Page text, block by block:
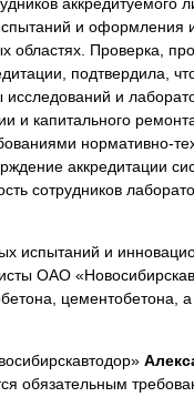
и оформления
областях. Проверка,
подтвердила,
и
и капитального
нормативно-
аккредитации
сотрудников
испытаний и
ОАО
цементобетона,
обязательным